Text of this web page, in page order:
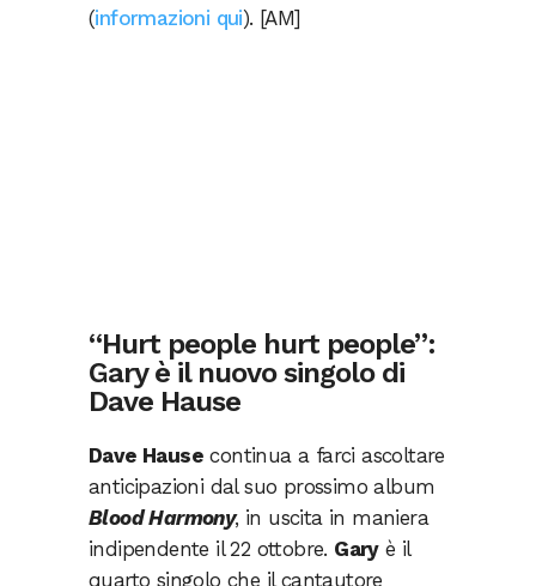
(informazioni qui). [AM]
“Hurt people hurt people”:
Gary è il nuovo singolo di
Dave Hause
Dave Hause continua a farci ascoltare
anticipazioni dal suo prossimo album
Blood Harmony, in uscita in maniera
indipendente il 22 ottobre. Garyè il
quarto singolo che il cantautore